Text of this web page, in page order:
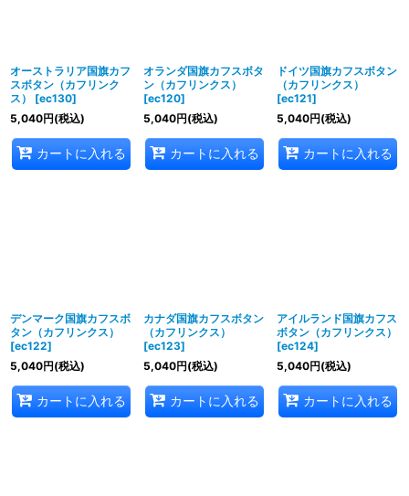
オーストラリア国旗カフ
スボタン（カフリンク
ス）
[ec130]
5,040円(税込)
カートに入れる
オランダ国旗カフスボタ
ン（カフリンクス）
[ec120]
5,040円(税込)
カートに入れる
ドイツ国旗カフスボタン
（カフリンクス）
[ec121]
5,040円(税込)
カートに入れる
デンマーク国旗カフスボ
タン（カフリンクス）
[ec122]
5,040円(税込)
カートに入れる
カナダ国旗カフスボタン
（カフリンクス）
[ec123]
5,040円(税込)
カートに入れる
アイルランド国旗カフス
ボタン（カフリンクス）
[ec124]
5,040円(税込)
カートに入れる